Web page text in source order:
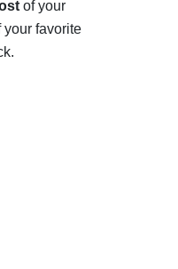
of your
your favorite